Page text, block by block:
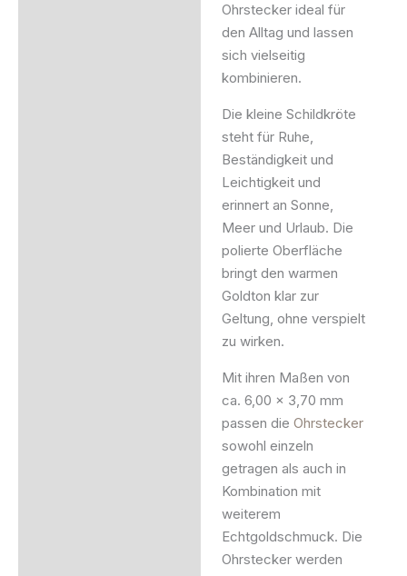
Ohrstecker ideal für
den Alltag und lassen
sich vielseitig
kombinieren.
Die kleine Schildkröte
steht für Ruhe,
Beständigkeit und
Leichtigkeit und
erinnert an Sonne,
Meer und Urlaub. Die
polierte Oberfläche
bringt den warmen
Goldton klar zur
Geltung, ohne verspielt
zu wirken.
Mit ihren Maßen von
ca. 6,00 x 3,70 mm
passen die Ohrstecker
sowohl einzeln
getragen als auch in
Kombination mit
weiterem
Echtgoldschmuck. Die
Ohrstecker werden